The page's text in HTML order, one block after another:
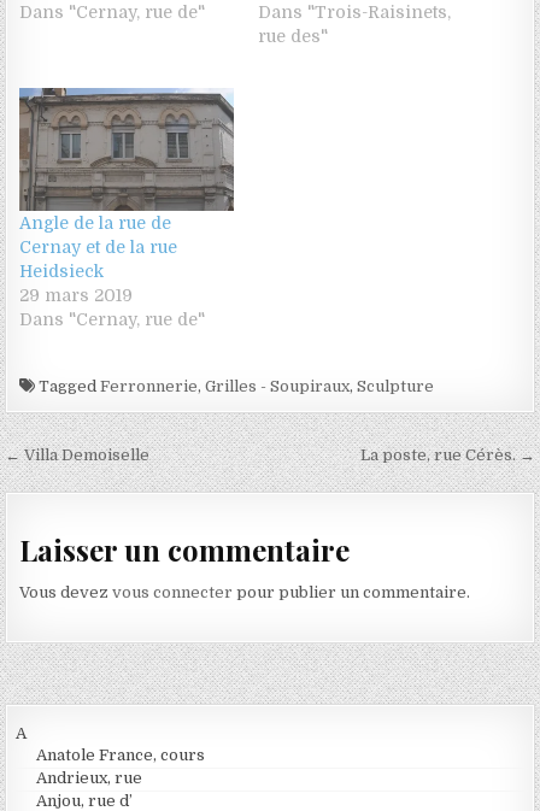
Dans "Cernay, rue de"
Dans "Trois-Raisinets,
rue des"
Angle de la rue de
Cernay et de la rue
Heidsieck
29 mars 2019
Dans "Cernay, rue de"
TaggedFerronnerie,Grilles - Soupiraux,Sculpture
Navigation de l’article La poste, rue Cérès. →
← Villa Demoiselle
Laisser un commentaire
Vous devezvous connecter pour publier un commentaire.
A
Anatole France, cours
Andrieux, rue
Anjou, rue d’